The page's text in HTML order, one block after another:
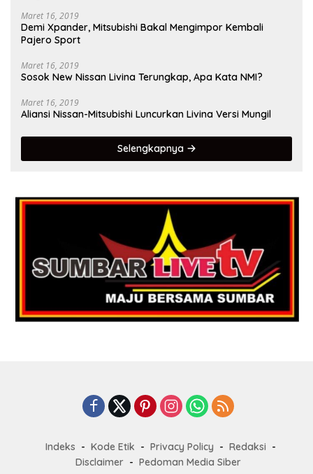
Maret 16, 2019
Demi Xpander, Mitsubishi Bakal Mengimpor Kembali
Pajero Sport
Maret 16, 2019
Sosok New Nissan Livina Terungkap, Apa Kata NMI?
Maret 16, 2019
Aliansi Nissan-Mitsubishi Luncurkan Livina Versi Mungil
Selengkapnya
Indeks Kode Etik Privacy Policy
Redaksi
Disclaimer
Pedoman Media Siber